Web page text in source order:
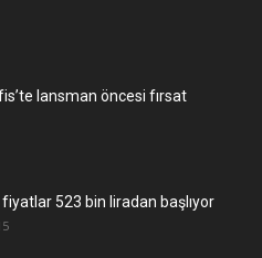
lansman öncesi fırsat
fiyatlar 523 bin liradan başlıyor